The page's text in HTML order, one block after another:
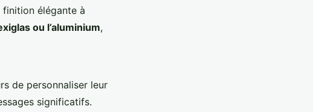
finition élégante à
ou l’aluminium,
de personnaliser leur
significatifs.